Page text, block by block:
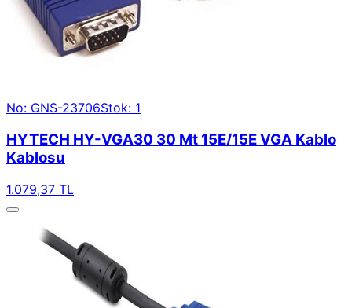
No: GNS-23706Stok: 1
HYTECH HY-VGA30 30 Mt 15E/15E VGA Kablo
Kablosu
1.079,37 TL